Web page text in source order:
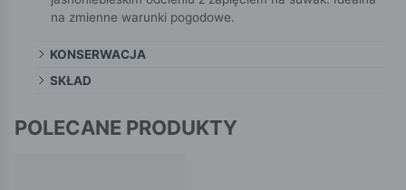
na zmienne warunki pogodowe.
KONSERWACJA
SKŁAD
POLECANE PRODUKTY